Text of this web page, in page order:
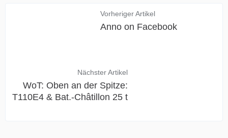
Vorheriger Artikel
Anno on Facebook
Nächster Artikel
WoT: Oben an der Spitze:
T110E4 & Bat.-Châtillon 25 t